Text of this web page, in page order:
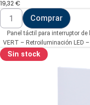
19,32€
AJ-
CENTERBUTTON-
2G-
B-
VERT
Ajax
Smart
Comprar
Panel táctil para interruptor de
VERT – Retroiluminación LED
Sin stock